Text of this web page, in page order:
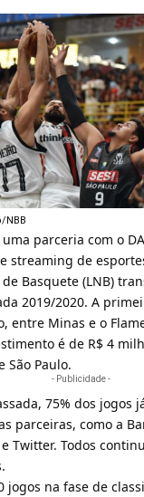
NBB
parceria com o
streaming de
Basquete (LNB)
2019/2020. A
entre Minas e o
é de R$ 4
São Paulo.
- Publicidade -
75% dos jogos
parceiras, como a
e Twitter. Todos
jogos na fase de